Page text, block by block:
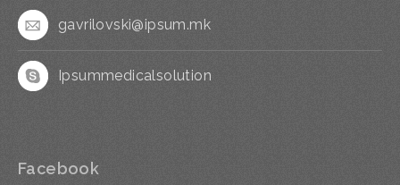
gavrilovski@ipsum.mk
Ipsummedicalsolution
Facebook